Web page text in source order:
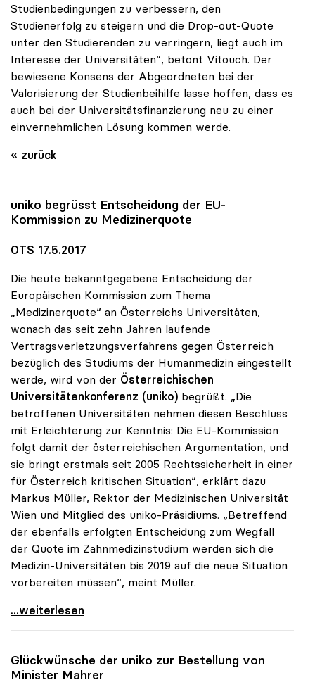
Studienbedingungen zu verbessern, den
Studienerfolg zu steigern und die Drop-out-Quote
unter den Studierenden zu verringern, liegt auch im
Interesse der Universitäten“, betont Vitouch. Der
bewiesene Konsens der Abgeordneten bei der
Valorisierung der Studienbeihilfe lasse hoffen, dass es
auch bei der Universitätsfinanzierung neu zu einer
einvernehmlichen Lösung kommen werde.
« zurück
uniko begrüsst Entscheidung der EU-
Kommission zu Medizinerquote
OTS 17.5.2017
Die heute bekanntgegebene Entscheidung der
Europäischen Kommission zum Thema
„Medizinerquote“ an Österreichs Universitäten,
wonach das seit zehn Jahren laufende
Vertragsverletzungsverfahrens gegen Österreich
bezüglich des Studiums der Humanmedizin eingestellt
werde, wird von der Österreichischen
Universitätenkonferenz (uniko) begrüßt. „Die
betroffenen Universitäten nehmen diesen Beschluss
mit Erleichterung zur Kenntnis: Die EU-Kommission
folgt damit der österreichischen Argumentation, und
sie bringt erstmals seit 2005 Rechtssicherheit in einer
für Österreich kritischen Situation“, erklärt dazu
Markus Müller, Rektor der Medizinischen Universität
Wien und Mitglied des uniko-Präsidiums. „Betreffend
der ebenfalls erfolgten Entscheidung zum Wegfall
der Quote im Zahnmedizinstudium werden sich die
Medizin-Universitäten bis 2019 auf die neue Situation
vorbereiten müssen“, meint Müller.
uniko begrüsst Entscheidung der EU-Kommission zu
...weiterlesen
Glückwünsche der uniko zur Bestellung von
Minister Mahrer